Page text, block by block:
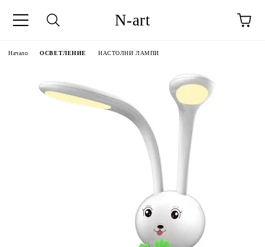
N-art
Начало ОСВЕТЛЕНИЕ НАСТОЛНИ ЛАМПИ